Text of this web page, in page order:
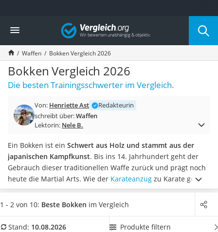
Die beliebtesten Vergleiche nach Kategorie
Freizeit & Sport
Gartentrampolin
Trampolin
Metalldetektor
Eufab-Fahrradträger
Trampolin 366 cm
Aluminium-Koffer
Futterboot
E-Bike-Dreirad
Trekkingschuhe Herren
Reisetasche mit Rollen
Klimmzugstation
Koffer
Nachtsichtgerät
Handgepäck-Koffer
Vergleich
Waffen Bokken Vergleich 2026
Bokken Vergleich 2026
Die besten Trainingsschwerter im Vergleich.
Von: Henriette Ast
Redakteurin
schreibt über:Waffen
Lektorin: Nele B.
Ein Bokken ist ein Schwert aus Holz und stammt aus der
japanischen Kampfkunst. Bis ins 14. Jahrhundert geht der
Gebrauch dieser traditionellen Waffe zurück und prägt noch
heute die Martial Arts. Wie der Karateanzug zu Karate gehört,
gehört das Bokken zum Schwertkämpfer. Wählen Sie jetzt aus
unserer Tabelle ein Bokken aus, das aus Holz ist.
hochwertiger sind als welche aus Kunststoff.Überzeugt hat
1 - 2 von 10: Beste Bokken im Vergleich
Stand: 10.08.2026 Produkte filtern